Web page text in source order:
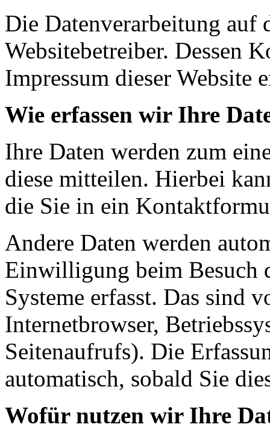
Die Datenverarbeitung auf
Websitebetreiber. Dessen
Impressum dieser Website
Wie erfassen wir Ihre
Ihre Daten werden zum
diese mitteilen. Hierbei
die Sie in ein
Andere Daten werden
Einwilligung beim Besuch
Systeme erfasst. Das sind
Internetbrowser,
Seitenaufrufs). Die
automatisch, sobald Sie
Wofür nutzen wir Ihre